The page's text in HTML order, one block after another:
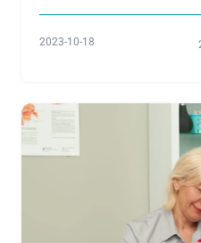
2023-10-18